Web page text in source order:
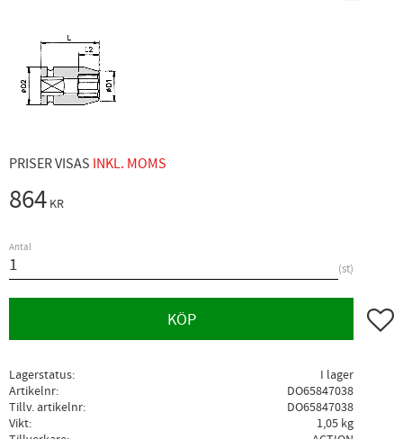
PRISER VISAS INKL. MOMS
864 KR
Antal
st
KÖP Lägg
Lagerstatus
I lager
Artikelnr
DO65847038
Tillv. artikelnr
DO65847038
Vikt
1,05 kg